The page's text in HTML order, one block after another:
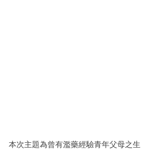
本次主題為曾有濫藥經驗青年父母之生